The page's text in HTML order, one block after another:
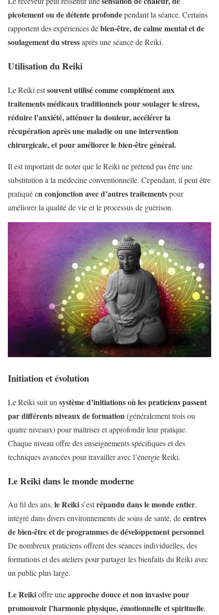
picotement ou de détente profondependant la séance. Certains
rapportent des expériences debien-être, de calme mental et de
soulagement du stressaprès une séance de Reiki.
Utilisation du Reiki
Le Reiki estsouvent utilisé comme complément aux
traitements médicaux traditionnels pour soulager le stress,
réduire l’anxiété, atténuer la douleur, accélérer la
récupération après une maladie ou une intervention
chirurgicale, et pour améliorer le bien-être général.
Il est important de noter que le Reiki ne prétend pas être une
substitution à la médecine conventionnelle. Cependant, il peut être
pratiqué en conjonction avec d’autres traitementspour
améliorer la qualité de vie et le processus de guérison.
Initiation et évolution
Le Reiki suit un système d’initiations où les praticiens passent
par différents niveaux de formation(généralement trois ou
quatre niveaux) pour maîtriser et approfondir leur pratique.
Chaque niveau offre des enseignements spécifiques et des
techniques avancées pour travailler avec l’énergie Reiki.
Le Reiki dans le monde moderne
Au fil des ans, le Reikis’estrépandu dans le monde entier,
intégré dans divers environnements de soins de santé, decentres
de bien-être et de programmes de développement personnel.
De nombreux praticiens offrent des séances individuelles, des
formations et des ateliers pour partager les bienfaits du Reiki avec
un public plus large.
Le Reikioffre uneapproche douce et non invasive pour
promouvoir l’harmonie physique, émotionnelle et spirituelle.